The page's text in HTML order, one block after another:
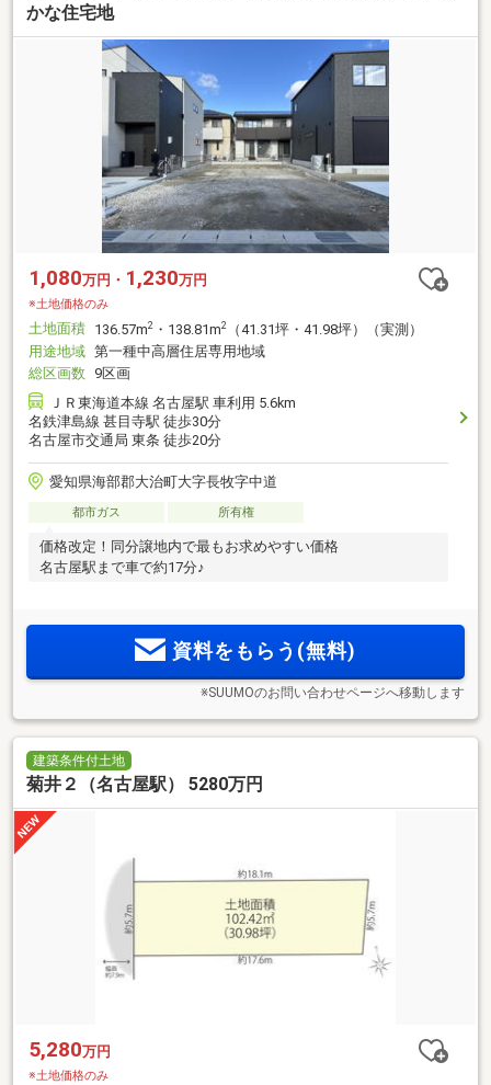
かな住宅地
1,080万円・ 1,230万円
※土地価格のみ
土地面積 136.57m2 ・138.81m2
（41.31坪・41.98坪）（実測）
用途地域 第一種中高層住居専用地域
総区画数 9区画
ＪＲ東海道本線 名古屋駅 車利用 5.6km
名鉄津島線 甚目寺駅 徒歩30分
名古屋市交通局 東条 徒歩20分
愛知県海部郡大治町大字長牧字中道
都市ガス 所有権
価格改定！同分譲地内で最もお求めやすい価格
名古屋駅まで車で約17分♪
資料をもらう(無料)
※SUUMOのお問い合わせページへ移動します
建築条件付土地
菊井２（名古屋駅） 5280万円
5,280万円
※土地価格のみ